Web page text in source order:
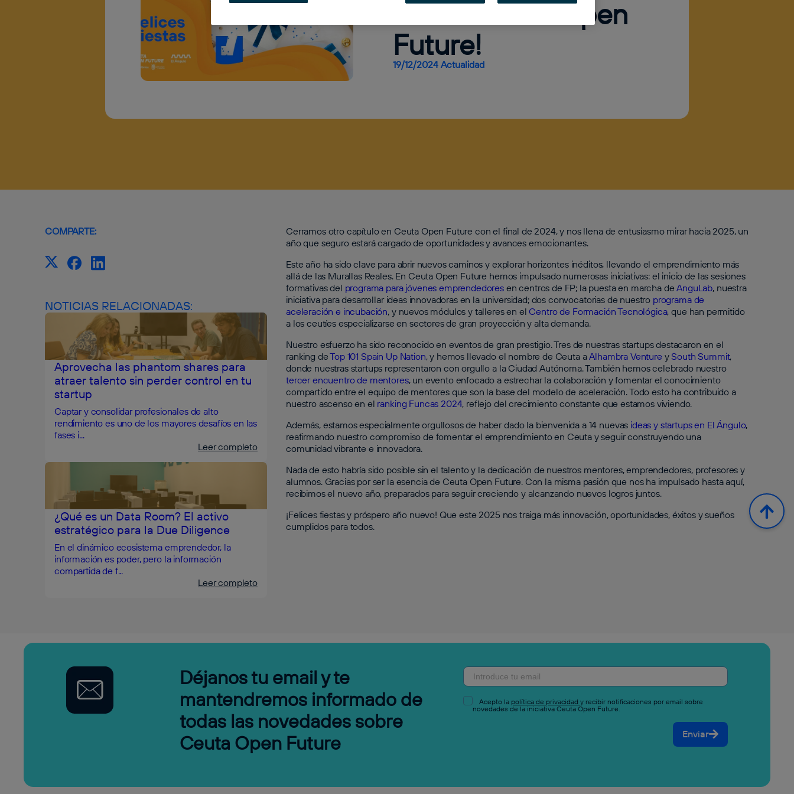
desde Ceuta Open
Future!
19/12/2024 Actualidad
Cerramos otro capítulo en Ceuta Open Future con el final de 2024, y nos llena de entusiasmo mirar hacia 2025, un
año que seguro estará cargado de oportunidades y avances emocionantes.
Este año ha sido clave para abrir nuevos caminos y explorar horizontes inéditos, llevando el emprendimiento más
allá de las Murallas Reales. En Ceuta Open Future hemos impulsado numerosas iniciativas: el inicio de las sesiones
formativas del programa para jóvenes emprendedores en centros de FP; la puesta en marcha deAnguLab, nuestra
iniciativa para desarrollar ideas innovadoras en la universidad; dos convocatorias de nuestro programa de
aceleración e incubación, y nuevos módulos y talleres en el Centro de Formación Tecnológica, que han permitido
a los ceutíes especializarse en sectores de gran proyección y alta demanda.
Nuestro esfuerzo ha sido reconocido en eventos de gran prestigio. Tres de nuestras startups destacaron en el
ranking deTop 101 Spain Up Nation, y hemos llevado el nombre de Ceuta aAlhambra Venture ySouth Summit,
donde nuestras startups representaron con orgullo a la Ciudad Autónoma. También hemos celebrado nuestro
tercer encuentro de mentores, un evento enfocado a estrechar la colaboración y fomentar el conocimiento
compartido entre el equipo de mentores que son la base del modelo de aceleración. Todo esto ha contribuido a
nuestro ascenso en el ranking Funcas 2024, reflejo del crecimiento constante que estamos viviendo.
Además, estamos especialmente orgullosos de haber dado la bienvenida a 14 nuevas ideas y startups en El Ángulo,
reafirmando nuestro compromiso de fomentar el emprendimiento en Ceuta y seguir construyendo una
comunidad vibrante e innovadora.
Nada de esto habría sido posible sin el talento y la dedicación de nuestros mentores, emprendedores, profesores y
alumnos. Gracias por ser la esencia de Ceuta Open Future. Con la misma pasión que nos ha impulsado hasta aquí,
recibimos el nuevo año, preparados para seguir creciendo y alcanzando nuevos logros juntos.
¡Felices fiestas y próspero año nuevo! Que este 2025 nos traiga más innovación, oportunidades, éxitos y sueños
cumplidos para todos.
COMPARTE:
NOTICIAS RELACIONADAS:
Aprovecha las phantom shares para
atraer talento sin perder control en tu
startup
Captar y consolidar profesionales de alto
rendimiento es uno de los mayores desafíos en las
fases i...
Leer completo
¿Qué es un Data Room? El activo
estratégico para la Due Diligence
En el dinámico ecosistema emprendedor, la
información es poder, pero la información
compartida de f...
Leer completo
Déjanos tu email y te
mantendremos informado de
todas las novedades sobre
Ceuta Open Future
Acepto la política de privacidad y recibir notificaciones por email sobre
novedades de la iniciativa Ceuta Open Future.
Enviar